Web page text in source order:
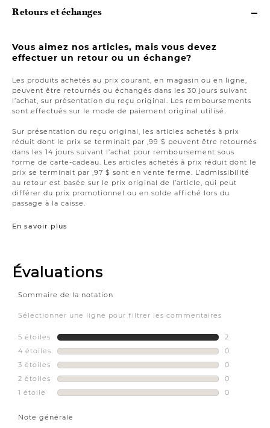
Retours et échanges
Vous aimez nos articles, mais vous devez
effectuer un retour ou un échange?
Les produits achetés au prix courant, en magasin ou en ligne,
peuvent être retournés ou échangés dans les 30 jours suivant
l’achat, sur présentation du reçu original. Les remboursements
sont effectués sur le mode de paiement original utilisé.
Sur présentation du reçu original, les articles achetés à prix
réduit dont le prix se terminait par ,99 $ peuvent être retournés
dans les 14 jours suivant l’achat pour remboursement sous
forme de carte-cadeau. Les articles achetés à prix réduit dont le
prix se terminait par ,97 $ sont en vente ferme. L’admissibilité
au retour est basée sur le prix original de l’article, qui peut
différer du prix promotionnel ou en solde affiché lors du
passage à la caisse.
En savoir plus